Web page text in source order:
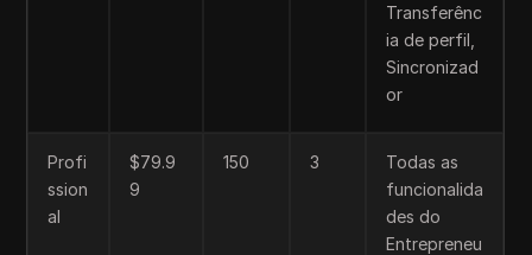
Transferênc
ia de perfil,
Sincronizad
or
Profi
ssion
al
$79.9
9
150 3
Todas as
funcionalida
des do
Entrepreneu